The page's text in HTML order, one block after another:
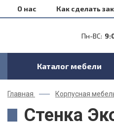
О нас Как сделать
Пн-ВС:
Каталог мебели
Главная Корпусная
Стенка